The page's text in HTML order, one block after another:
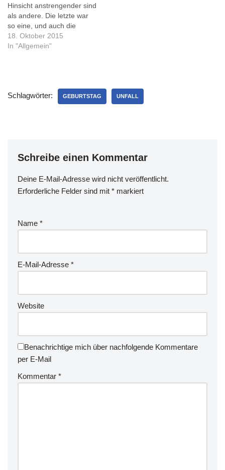
Hinsicht anstrengender sind
als andere. Die letzte war
so eine, und auch die
kommenden werden,
unterbrochen von einem
einer Unterrichtseinheit
heraus (Berechnen Sie:
18. Oktober 2015
In "Allgemein"
Schlagwörter: GEBURTSTAG UNFALL
Schreibe einen Kommentar
Deine E-Mail-Adresse wird nicht veröffentlicht.
Erforderliche Felder sind mit * markiert
Name *
E-Mail-Adresse *
Website
Benachrichtige mich über nachfolgende Kommentare
per E-Mail
Kommentar *